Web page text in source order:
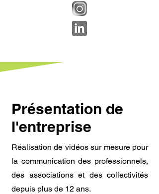
Présentation de
l'entreprise
Réalisation de vidéos sur mesure pour
la communication des professionnels,
des associations et des collectivités
depuis plus de 12 ans.